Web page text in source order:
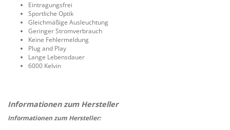
Eintragungsfrei
Sportliche Optik
Gleichmäßige Ausleuchtung
Geringer Stromverbrauch
Keine Fehlermeldung
Plug and Play
Lange Lebensdauer
6000 Kelvin
Informationen zum Hersteller: